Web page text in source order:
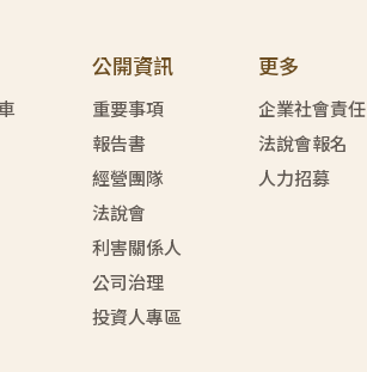
公開資訊
重要事項
報告書
經營團隊
法說會
利害關係人
公司治理
投資人專區
更多
企業社會責任
法說會報名
人力招募